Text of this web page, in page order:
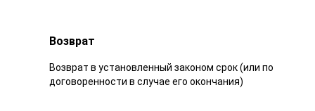
Возврат
Возврат в установленный законом срок (или по
договоренности в случае его окончания)